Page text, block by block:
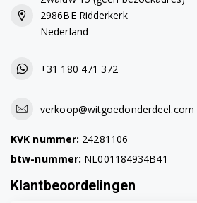
2986BE Ridderkerk
Nederland
+31 180 471 372
verkoop@witgoedonderdeel.com
KVK nummer: 24281106
btw-nummer: NL001184934B41
Klantbeoordelingen